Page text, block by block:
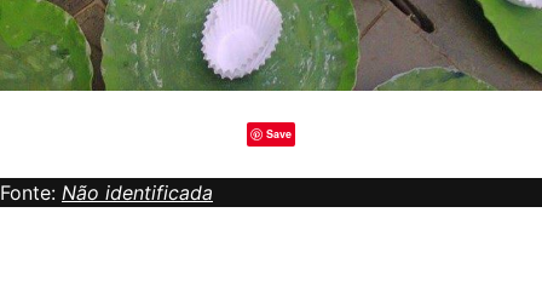
Save
Fonte: Não identificada